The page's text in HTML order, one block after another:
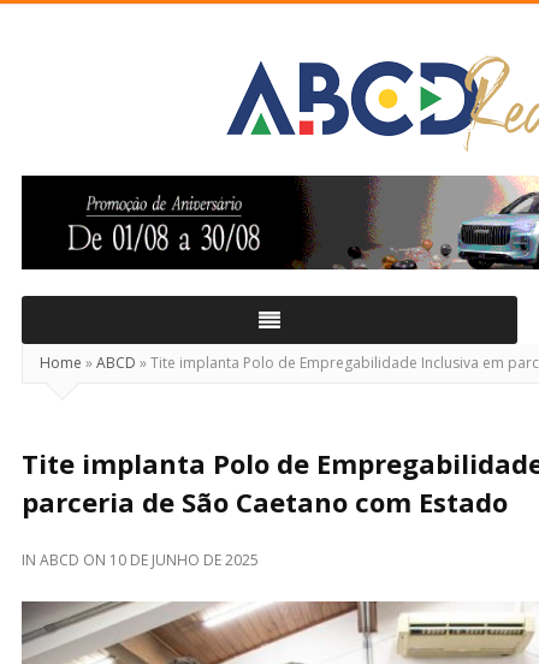
Home »ABCD »Tite implanta Polo de Empregabilidade Inclusiva em
Tite implanta Polo de
parceria de São Caetano com Estado
IN ABCD ON 10 DE JUNHO DE 2025